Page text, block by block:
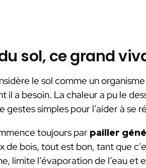
sol, ce grand
le sol comme un
il a besoin. La chaleur a pu le
gestes simples pour l’aider à se
toujours par pailler
de bois, tout est bon, tant que
limite l’évaporation de l’eau et